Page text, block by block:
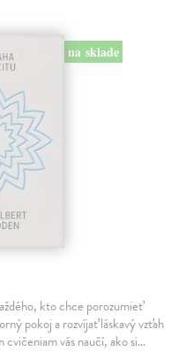
na sklade
kto chce porozumieť
pokoj a rozvíjať láskavý vzťah
vás naučí, ako si…